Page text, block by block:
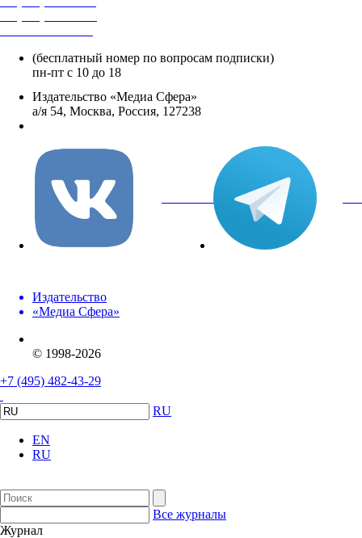
(бесплатный номер по вопросам подписки)
пн-пт с 10 до 18
Издательство «Медиа Сфера»
а/я 54, Москва, Россия, 127238
вКонтакте
Издательство
«Медиа Сфера»
© 1998-2026
+7 (495) 482-43-29
RU
EN
RU
Все журналы
Журнал